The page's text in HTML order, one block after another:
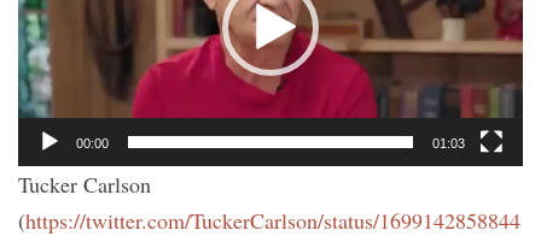
00:00 01:03
Tucker Carlson
(https://twitter.com/TuckerCarlson/status/1699142858844